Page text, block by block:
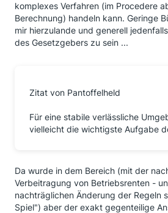
komplexes Verfahren (im Procedere
Berechnung) handeln kann. Geringe
mir hierzulande und generell
des Gesetzgebers zu sein ...
Zitat von Pantoffelheld
Für eine stabile verlässliche
vielleicht die wichtigste Aufgabe
Da wurde in dem Bereich (mit der
Verbeitragung von Betriebsrenten -
nachträglichen Änderung der Regeln
Spiel") aber der exakt gegenteilige